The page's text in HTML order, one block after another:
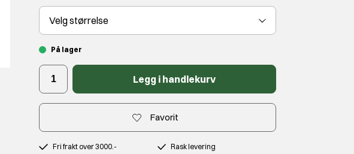
Velgstørrelse
På lager
Legg i handlekurv
Favorit
Fri frakt over 3000.-
Rask levering